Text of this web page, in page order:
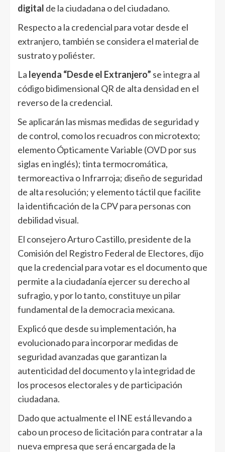
digital de la ciudadana o del ciudadano.
Respecto a la credencial para votar desde el
extranjero, también se considera el material de
sustrato y poliéster.
La leyenda “Desde el Extranjero” se integra al
código bidimensional QR de alta densidad en el
reverso de la credencial.
Se aplicarán las mismas medidas de seguridad y
de control, como los recuadros con microtexto;
elemento Ópticamente Variable (OVD por sus
siglas en inglés); tinta termocromática,
termoreactiva o Infrarroja; diseño de seguridad
de alta resolución; y elemento táctil que facilite
la identificación de la CPV para personas con
debilidad visual.
El consejero Arturo Castillo, presidente de la
Comisión del Registro Federal de Electores, dijo
que la credencial para votar es el documento que
permite a la ciudadanía ejercer su derecho al
sufragio, y por lo tanto, constituye un pilar
fundamental de la democracia mexicana.
Explicó que desde su implementación, ha
evolucionado para incorporar medidas de
seguridad avanzadas que garantizan la
autenticidad del documento y la integridad de
los procesos electorales y de participación
ciudadana.
Dado que actualmente el INE está llevando a
cabo un proceso de licitación para contratar a la
nueva empresa que será encargada de la